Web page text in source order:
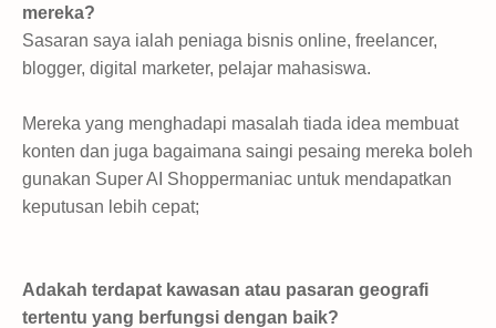
mereka?
Sasaran saya ialah peniaga bisnis online, freelancer,
blogger, digital marketer, pelajar mahasiswa.
Mereka yang menghadapi masalah tiada idea membuat
konten dan juga bagaimana saingi pesaing mereka boleh
gunakan Super AI Shoppermaniac untuk mendapatkan
keputusan lebih cepat;
Adakah terdapat kawasan atau pasaran geografi
tertentu yang berfungsi dengan baik?